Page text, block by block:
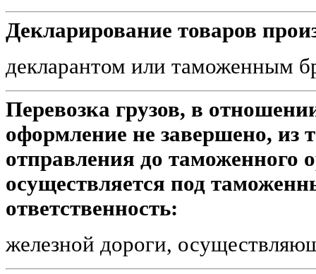
Декларирование товаров
декларантом или таможенным
Перевозка грузов, в
оформление не завершено, из
отправления до таможенного
осуществляется под
ответственность:
железной дороги,